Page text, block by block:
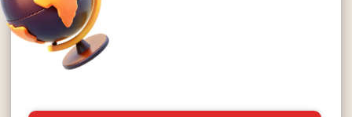
Договариваться
Он делает уроки сам. В 22:00 — половины нет.
«Забыл. Не понял». И вы снова за столом. Хотели
отпустить — но всё опять на вас.